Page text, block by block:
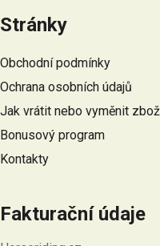
á
p
a
t
í
Stránky
Obchodní podmínky
Ochrana osobních údajů
Jak vrátit nebo vyměnit
Bonusový program
Kontakty
Fakturační údaje